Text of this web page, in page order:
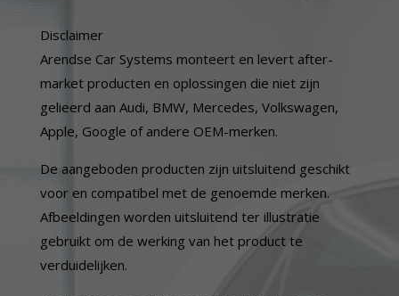
Disclaimer
Arendse Car Systems monteert en levert after-
market producten en oplossingen die niet zijn
gelieerd aan Audi, BMW, Mercedes, Volkswagen,
Apple, Google of andere OEM-merken.
De aangeboden producten zijn uitsluitend geschikt
voor en compatibel met de genoemde merken.
Afbeeldingen worden uitsluitend ter illustratie
gebruikt om de werking van het product te
verduidelijken.